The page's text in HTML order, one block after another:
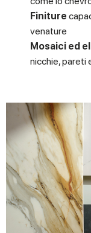
Finiture
venature
Mosaici ed
nicchie, pareti